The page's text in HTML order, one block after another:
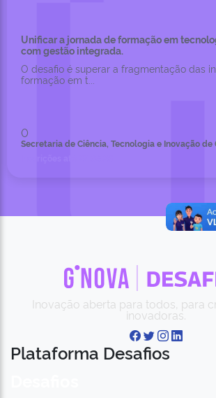
Unificar a jornada de formação em
com gestão integrada.
O desafio é superar a fragmentação das
formação em t...
0
Secretaria de Ciência, Tecnologia e Inovação de
Inovação aberta para todos, para
inovadoras.
Plataforma Desafios